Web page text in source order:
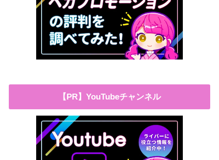
【PR】YouTubeチャンネル